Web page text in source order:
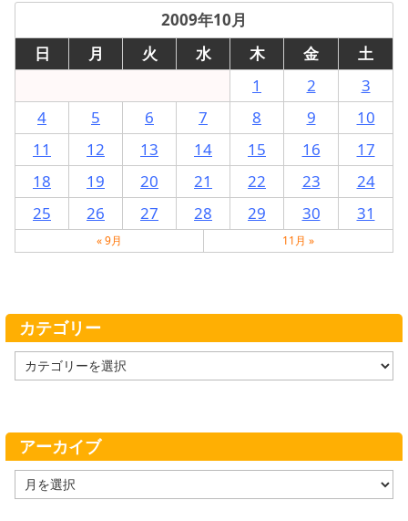
2009年10月
日
月 火 水 木 金
土
1
2
3
4
5 6 7 8 9
10
11
12 13 14 15 16
17
18
19 20 21 22 23
24
25
26 27 28 29 30 31
« 9月 11月 »
カテゴリー
テ
ー
アーカイブ
ー